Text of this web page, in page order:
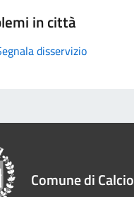
in città
disservizio
Comune di Calcio